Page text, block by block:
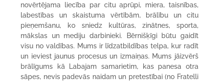
novērtējama liecība par citu aprūpi, miera, taisnības,
labestības un skaistuma vērtībām, brālību un citu
pieņemšanu, ko sniedz kultūras, zinātnes, sporta,
mākslas un mediju darbinieki. Bērnišķīgi būtu gaidīt
visu no valdības. Mums ir līdzatbildības telpa, kur radīt
un ieviest jaunus procesus un izmaiņas. Mums jāizvērš
brālīgums kā Labajam samarietim, kas panesa otra
sāpes, nevis padevās naidam un pretestībai (no Fratelli